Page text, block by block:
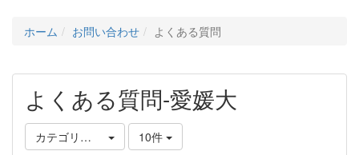
ホーム お問い合わせ よくある質問
よくある質問-愛媛大
カテゴリ選択 10件